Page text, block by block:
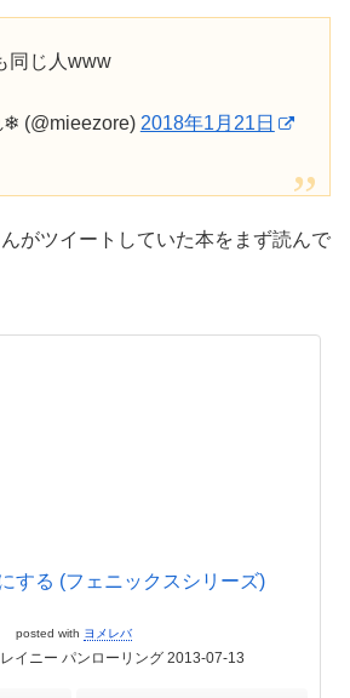
同じ人www
(@mieezore) 2018年1月21日
がツイートしていた本をまず読んで
する (フェニックスシリーズ)
posted with ヨメレバ
イニー パンローリング 2013-07-13